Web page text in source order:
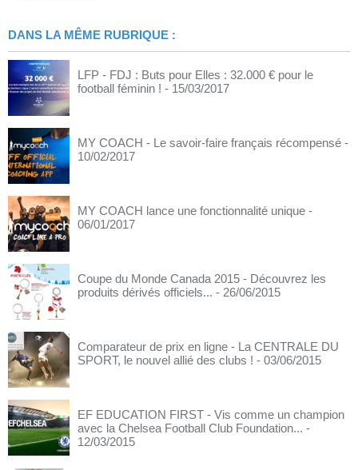
DANS LA MÊME RUBRIQUE :
LFP - FDJ : Buts pour Elles : 32.000 € pour le
football féminin ! - 15/03/2017
MY COACH - Le savoir-faire français récompensé -
10/02/2017
MY COACH lance une fonctionnalité unique -
06/01/2017
Coupe du Monde Canada 2015 - Découvrez les
produits dérivés officiels... - 26/06/2015
Comparateur de prix en ligne - La CENTRALE DU
SPORT, le nouvel allié des clubs ! - 03/06/2015
EF EDUCATION FIRST - Vis comme un champion
avec la Chelsea Football Club Foundation... -
12/03/2015